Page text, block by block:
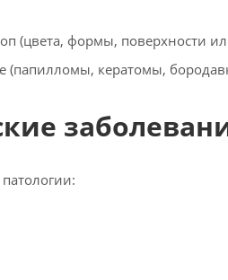
(цвета, формы, поверхности
(папилломы, кератомы,